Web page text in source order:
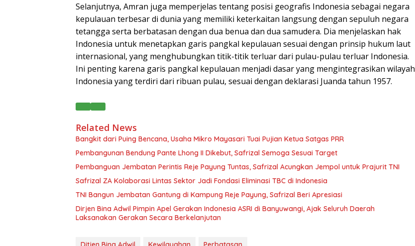
Selanjutnya, Amran juga memperjelas tentang posisi geografis Indonesia sebagai negara
kepulauan terbesar di dunia yang memiliki keterkaitan langsung dengan sepuluh negara
tetangga serta berbatasan dengan dua benua dan dua samudera. Dia menjelaskan hak
Indonesia untuk menetapkan garis pangkal kepulauan sesuai dengan prinsip hukum laut
internasional, yang menghubungkan titik-titik terluar dari pulau-pulau terluar Indonesia.
Ini penting karena garis pangkal kepulauan menjadi dasar yang mengintegrasikan wilayah
Indonesia yang terdiri dari ribuan pulau, sesuai dengan deklarasi Juanda tahun 1957.
Related News
Bangkit dari Puing Bencana, Usaha Mikro Mayasari Tuai Pujian Ketua Satgas PRR
Pembangunan Bendung Pante Lhong II Dikebut, Safrizal Semoga Sesuai Target
Pembanguan Jembatan Perintis Reje Payung Tuntas, Safrizal Acungkan Jempol untuk Prajurit TNI
Safrizal ZA Kolaborasi Lintas Sektor Jadi Fondasi Eliminasi TBC di Indonesia
TNI Bangun Jembatan Gantung di Kampung Reje Payung, Safrizal Beri Apresiasi
Dirjen Bina Adwil Pimpin Apel Gerakan Indonesia ASRI di Banyuwangi, Ajak Seluruh Daerah
Laksanakan Gerakan Secara Berkelanjutan